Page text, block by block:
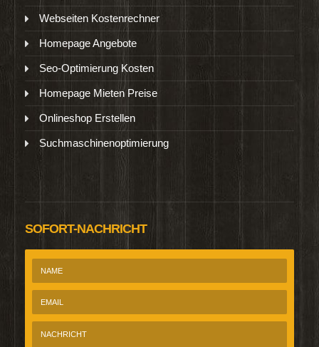
Webseiten Kostenrechner
Homepage Angebote
Seo-Optimierung Kosten
Homepage Mieten Preise
Onlineshop Erstellen
Suchmaschinenoptimierung
SOFORT-NACHRICHT